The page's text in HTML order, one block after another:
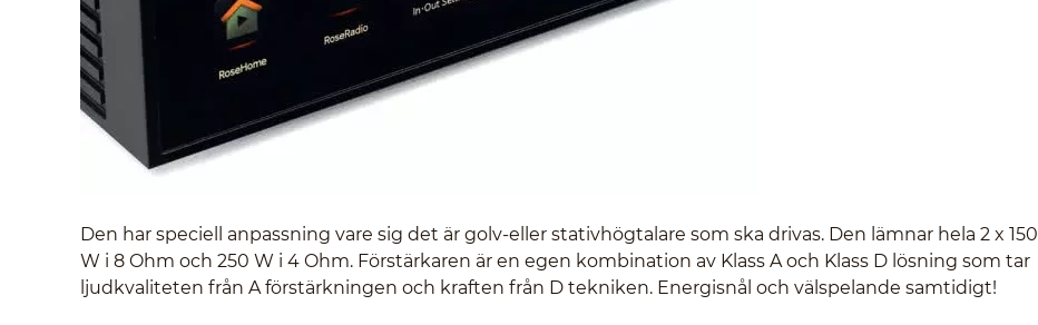
Den har speciell anpassning vare sig det är golv-eller stativhögtalare som ska drivas. Den lämnar hela 2 x 150
W i 8 Ohm och 250 W i 4 Ohm. Förstärkaren är en egen kombination av Klass A och Klass D lösning som tar
ljudkvaliteten från A förstärkningen och kraften från D tekniken. Energisnål och välspelande samtidigt!